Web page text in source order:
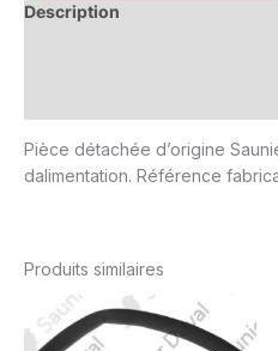
Description
Pièce détachée d’origine
dalimentation. Référence
Produits similaires